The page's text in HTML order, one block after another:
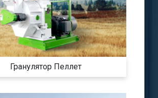
Гранулятор Пеллет